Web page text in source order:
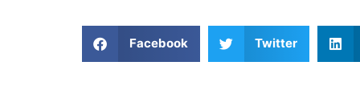
Facebook Twitter